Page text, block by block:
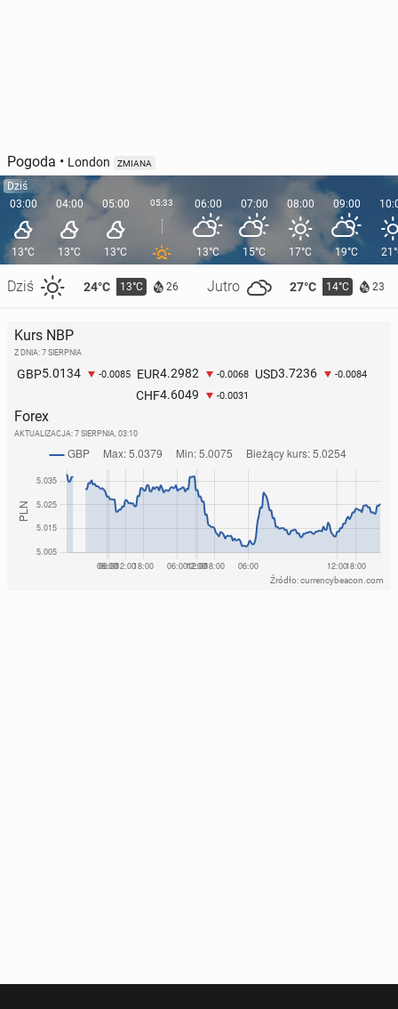
Pogoda • London ZMIANA
Dziś
03:00
13°C
Dziś 24°C 13°C 26 Jutro 27°C 14°C 23
04:00
13°C
05:00
13°C
05:33 06:00
13°C
07:00
15°C
08:00
17°C
09:00
19°C
Kurs NBP
Z DNIA: 7 SIERPNIA
GBP5.0134 -0.0085 EUR4.2982 -0.0068 USD3.7236 -0.0084
CHF4.6049 -0.0031
Forex
AKTUALIZACJA: 7 SIERPNIA, 03:10
Źródło: currencybeacon.com